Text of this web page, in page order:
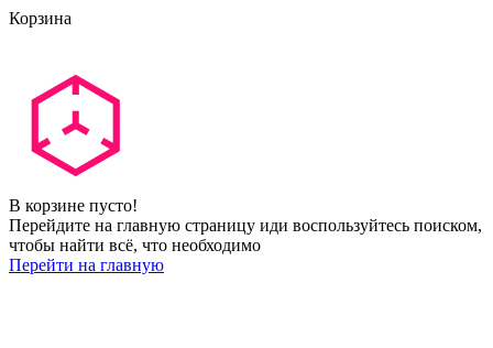
Корзина
В корзине пусто!
Перейдите на главную страницу иди воспользуйтесь поиском,
чтобы найти всё, что необходимо
Перейти на главную